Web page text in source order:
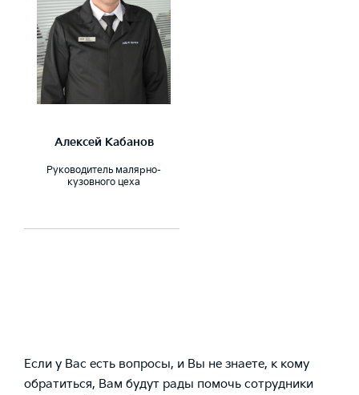
Алексей Кабанов
Руководитель малярно-
кузовного цеха
Если у Вас есть вопросы, и Вы не знаете, к кому
обратиться, Вам будут рады помочь сотрудники